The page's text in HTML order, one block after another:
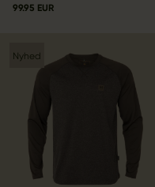
99.95 EUR
Nyhed